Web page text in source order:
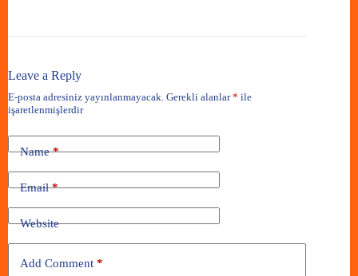
Leave a Reply
E-posta adresiniz yayınlanmayacak. Gerekli alanlar* ile
işaretlenmişlerdir
Name*
Email*
Website
Add Comment *